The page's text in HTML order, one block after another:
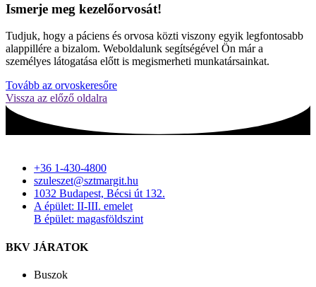
Ismerje meg kezelőorvosát!
Tudjuk, hogy a páciens és orvosa közti viszony egyik legfontosabb
alappillére a bizalom. Weboldalunk segítségével Ön már a
személyes látogatása előtt is megismerheti munkatársainkat.
Tovább az orvoskeresőre
Vissza az előző oldalra
+36 1-430-4800
szuleszet@sztmargit.hu
1032 Budapest, Bécsi út 132.
A épület: II-III. emelet
B épület: magasföldszint
BKV JÁRATOK
Buszok